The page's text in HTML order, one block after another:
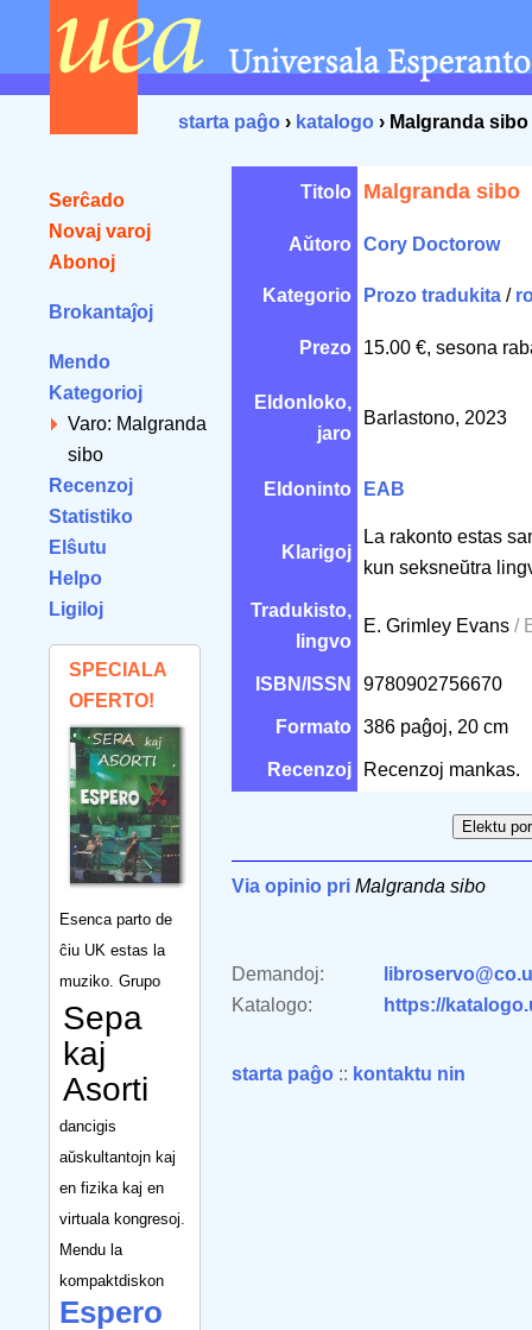
starta paĝo › katalogo › Malgranda sibo
Serĉado
Novaj varoj
Abonoj
Brokantaĵoj
Mendo
Kategorioj
Varo: Malgranda
sibo
Recenzoj
Statistiko
Elŝutu
Helpo
Ligiloj
SPECIALA
OFERTO!
Esenca parto de
ĉiu UK estas la
muziko. Grupo
Sepa
kaj
Asorti
dancigis
aŭskultantojn kaj
en fizika kaj en
virtuala kongresoj.
Mendu la
kompaktdiskon
Espero
Titolo Malgranda sibo
Aŭtoro Cory Doctorow
Kategorio Prozo tradukita /
Prezo 15.00 €, sesona
Eldonloko,
jaro
Barlastono, 2023
Eldoninto EAB
Klarigoj
La rakonto estas
kun seksneŭtra
Tradukisto,
lingvo
E. Grimley Evans /
ISBN/ISSN 9780902756670
Formato 386 paĝoj, 20 cm
Recenzoj Recenzoj mankas.
Via opinio pri Malgranda sibo
Demandoj:
Katalogo:
https://
starta paĝo :: kontaktu nin